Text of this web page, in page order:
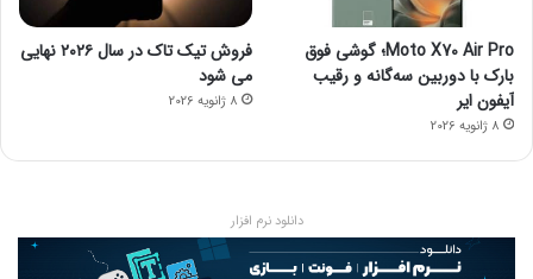
Moto X70 Air Pro؛ گوشی فوق
بارک با دوربین سه‌گانه و رقیب
آیفون ایر
8 ژانویه 2026
فروش تیک تاک در سال ۲۰۲۶ نهایی
می شود
8 ژانویه 2026
دانلود نرم افزار